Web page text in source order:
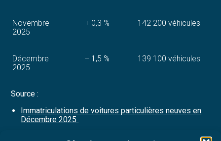
Novembre
2025
+ 0,3 % 142 200 véhicules
Décembre
2025
– 1,5 % 139 100 véhicules
Source :
Immatriculations de voitures particulières neuves en
Décembre 2025